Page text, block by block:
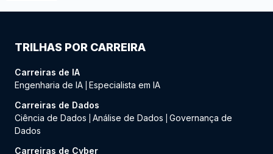
TRILHAS POR CARREIRA
Carreiras de IA
Engenharia de IA Especialista em IA
Carreiras de Dados
Ciência de Dados
Análise de Dados
Governança de
Dados
Carreiras de Cyber